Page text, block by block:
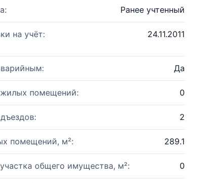
Ранее учтенный
на учёт: 24.11.2011
Да
помещений: 0
2
помещений, м²: 289.1
общего имущества, м²: 0